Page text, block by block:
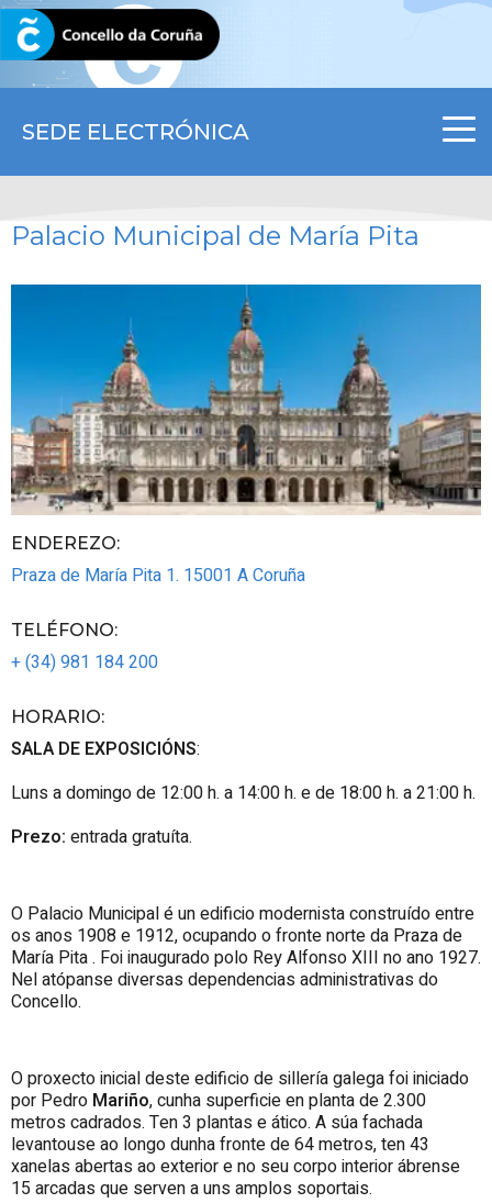
SEDE ELECTRÓNICA
CORUNA.GAL
Palacio Municipal de María Pita
ENDEREZO:
Praza de María Pita 1. 15001 A Coruña
TELÉFONO:
+ (34) 981 184 200
HORARIO:
SALA DE EXPOSICIÓNS:
Luns a domingo de 12:00 h. a 14:00 h. e de 18:00 h. a 21:00 h.
Prezo: entrada gratuíta.
O Palacio Municipal é un edificio modernista construído entre
os anos 1908 e 1912, ocupando o fronte norte da Praza de
María Pita. Foi inaugurado polo ReyAlfonso XIII no ano 1927.
Nel atópanse diversas dependencias administrativas do
Concello.
O proxecto inicial deste edificio de sillería galega foi iniciado
por Pedro Mariño, cunha superficie en planta de 2.300
metros cadrados. Ten 3 plantas e ático. A súa fachada
levantouse ao longo dunha fronte de 64 metros, ten 43
xanelas abertas ao exterior e no seu corpo interior ábrense
15 arcadas que serven a uns amplos soportais.